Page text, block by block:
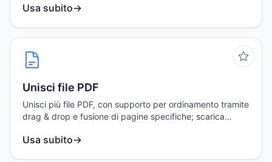
Usa subito→
Unisci file PDF
Unisci più file PDF, con supporto per ordinamento tramite
drag & drop e fusione di pagine specifiche; scarica
Usa subito→